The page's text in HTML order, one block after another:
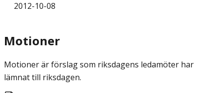
2012-10-08
Motioner
Motioner är förslag som riksdagens ledamöter har
lämnat till riksdagen.